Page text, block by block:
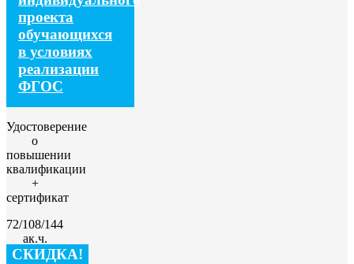
проекта
обучающихся
в условиях
реализации
ФГОС
Удостоверение
о
повышении
квалификации
+
сертификат
72/108/144
ак.ч.
СКИДКА!